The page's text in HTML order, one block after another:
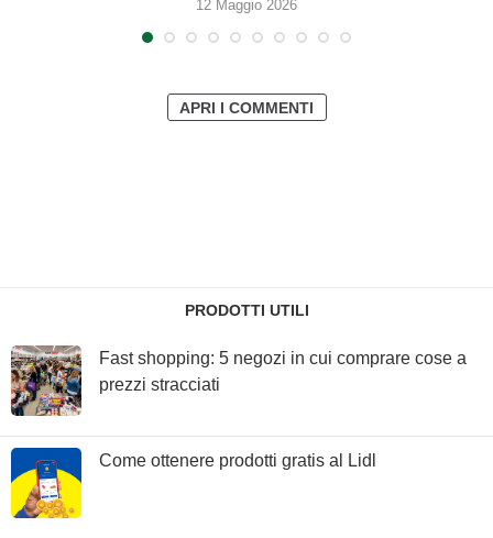
12 Maggio 2026
APRI I COMMENTI
PRODOTTI UTILI
Fast shopping: 5 negozi in cui comprare cose a
prezzi stracciati
Come ottenere prodotti gratis al Lidl